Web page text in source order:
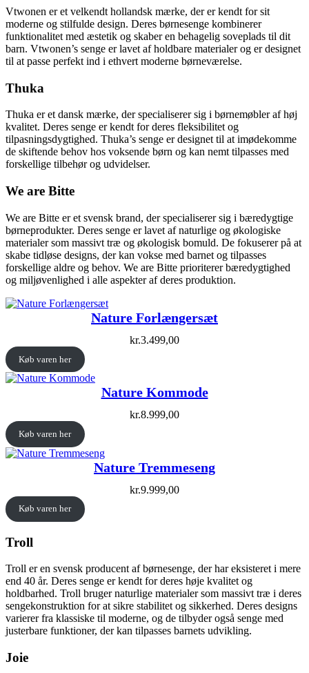
Vtwonen er et velkendt hollandsk mærke, der er kendt for sit
moderne og stilfulde design. Deres børnesenge kombinerer
funktionalitet med æstetik og skaber en behagelig soveplads til dit
barn. Vtwonen’s senge er lavet af holdbare materialer og er designet
til at passe perfekt ind i ethvert moderne børneværelse.
Thuka
Thuka er et dansk mærke, der specialiserer sig i børnemøbler af høj
kvalitet. Deres senge er kendt for deres fleksibilitet og
tilpasningsdygtighed. Thuka’s senge er designet til at imødekomme
de skiftende behov hos voksende børn og kan nemt tilpasses med
forskellige tilbehør og udvidelser.
We are Bitte
We are Bitte er et svensk brand, der specialiserer sig i bæredygtige
børneprodukter. Deres senge er lavet af naturlige og økologiske
materialer som massivt træ og økologisk bomuld. De fokuserer på at
skabe tidløse designs, der kan vokse med barnet og tilpasses
forskellige aldre og behov. We are Bitte prioriterer bæredygtighed
og miljøvenlighed i alle aspekter af deres produktion.
Nature Forlængersæt
kr.3.499,00
Køb varen her
Nature Kommode
kr.8.999,00
Køb varen her
Nature Tremmeseng
kr.9.999,00
Køb varen her
Troll
Troll er en svensk producent af børnesenge, der har eksisteret i mere
end 40 år. Deres senge er kendt for deres høje kvalitet og
holdbarhed. Troll bruger naturlige materialer som massivt træ i deres
sengekonstruktion for at sikre stabilitet og sikkerhed. Deres designs
varierer fra klassiske til moderne, og de tilbyder også senge med
justerbare funktioner, der kan tilpasses barnets udvikling.
Joie